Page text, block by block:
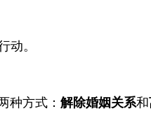
动。
种方式：解除婚姻关系和